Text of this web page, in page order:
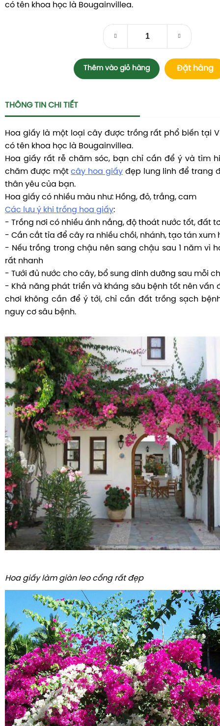
có tên khoa học là Bougainvillea.
Thêm vào giỏ hàng Đặt hàng
THÔNG TIN CHI TIẾT
Hoa giấy là một loại cây được trồng rất phổ biến tại
có tên khoa học là Bougainvillea.
Hoa giấy rất rễ chăm sóc, bạn chỉ cần để ý và tìm
chăm được mộtcây hoa giấyđẹp lung linh để trang
thân yêu của bạn.
Hoa giấy có nhiều màu như: Hồng, đỏ, trắng, cam
Các lưu ý khi trồng hoa giấy:
- Trồng nơi có nhiều ánh nắng, độ thoát nước tốt, đất
- Cần cắt tỉa để cây ra nhiều chồi, nhánh, tạo tán xum
- Nếu trồng trong chậu nên sang chậu sau 1 năm vì
rất nhanh
- Tưới đủ nước cho cây, bổ sung dinh dưỡng sau mỗi
- Khả năng phát triển và kháng sâu bệnh tốt nên vấn
chơi không cần để ý tới, chỉ cần đất trồng sạch
nguy cơ sâu bệnh.
Hoa giấy làm giàn leo cổng rất đẹp